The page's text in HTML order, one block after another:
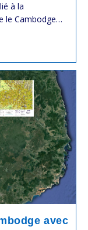
à la
le Cambodge…
avec